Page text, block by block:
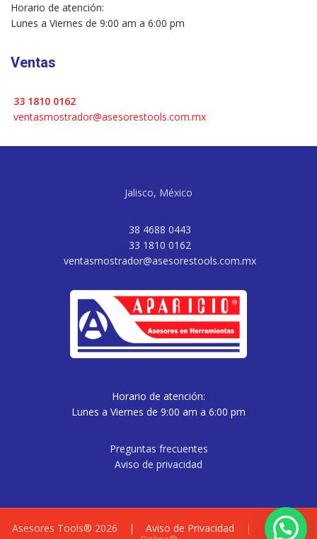
Horario de atención:
Lunes a Viernes de 9:00 am a 6:00 pm
Ventas
33 1810 0162
ventasmostrador@asesorestools.com.mx
Jalisco, México
38 4688 0443
33 1810 0162
ventasmostrador@asesorestools.com.mx
Horario de atención:
Lunes a Viernes de 9:00 am a 6:00 pm
Preguntas frecuentes
Aviso de privacidad
Asesores Tools® 2026 | Aviso de Privacidad |
Vitamina